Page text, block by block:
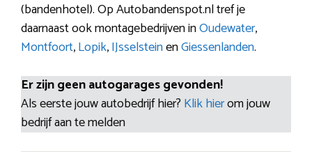
(bandenhotel). Op Autobandenspot.nl tref je
daarnaast ook montagebedrijven inOudewater,
Montfoort,Lopik,IJsselsteinenGiessenlanden.
Er zijn geen autogarages gevonden!
Als eerste jouw autobedrijf hier? Klik hierom jouw
bedrijf aan te melden